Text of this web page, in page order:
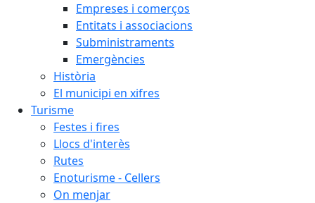
Empreses i comerços
Entitats i associacions
Subministraments
Emergències
Història
El municipi en xifres
Turisme
Festes i fires
Llocs d'interès
Rutes
Enoturisme - Cellers
On menjar